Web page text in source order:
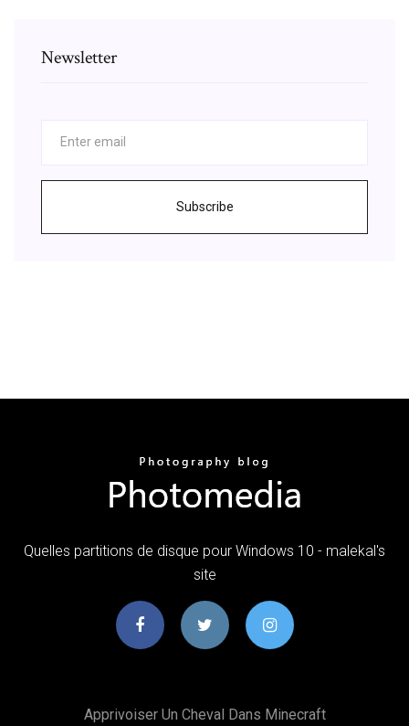
Newsletter
Subscribe
Quelles partitions de disque pour Windows 10 - malekal's
site
Apprivoiser Un Cheval Dans Minecraft